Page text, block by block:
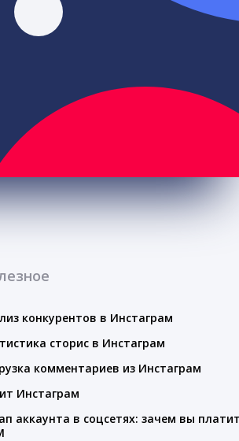
конкурентов в Инстаграм
сторис в Инстаграм
комментариев из Инстаграм
Инстаграм
аккаунта в соцсетях: зачем вы